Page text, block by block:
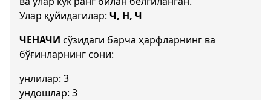
Улар қуйидагилар: Ч, Н, Ч
ЧЕНАЧИ сўзидаги барча ҳарфларнинг ва
бўғинларнинг сони:
унлилар: 3
ундошлар: 3